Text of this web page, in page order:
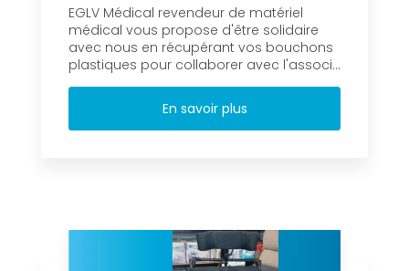
EGLV Médical revendeur de matériel
médical vous propose d'être solidaire
avec nous en récupérant vos bouchons
plastiques pour collaborer avec l'associ...
En savoir plus